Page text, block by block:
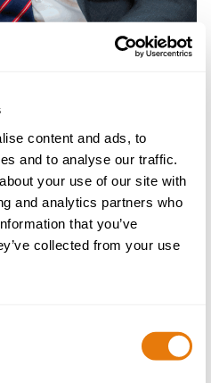
content and ads, to
and to analyse our traffic.
your use of our site with
and analytics partners who
that you’ve
collected from your use